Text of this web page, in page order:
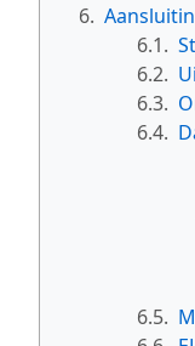
6.
6.1.
6.2.
6.3.
6.4.
6.5.